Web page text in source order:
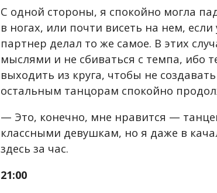
С одной стороны, я спокойно могла
в ногах, или почти висеть на нем,
партнер делал то же самое. В этих
мыслями и не сбиваться с темпа, ибо
выходить из круга, чтобы не
остальным танцорам спокойно
— Это, конечно, мне нравится —
классными девушкам, но я даже в
здесь за час.
21:00